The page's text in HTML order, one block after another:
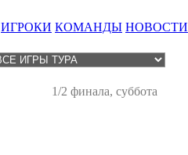
ИГРОКИ КОМАНДЫ НОВОСТИ
1/2 финала, суббота